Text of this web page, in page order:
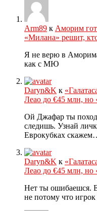
Arm89 к Аморим
«Милана» решит,
Я не верю в
как с МЮ
Daryn&K к
Леао до €45 млн, но
Ой Джафар ты
следишь. Узнай
Еврокубках
Daryn&K к
Леао до €45 млн, но
Нет ты ошибаешся.
не потому что